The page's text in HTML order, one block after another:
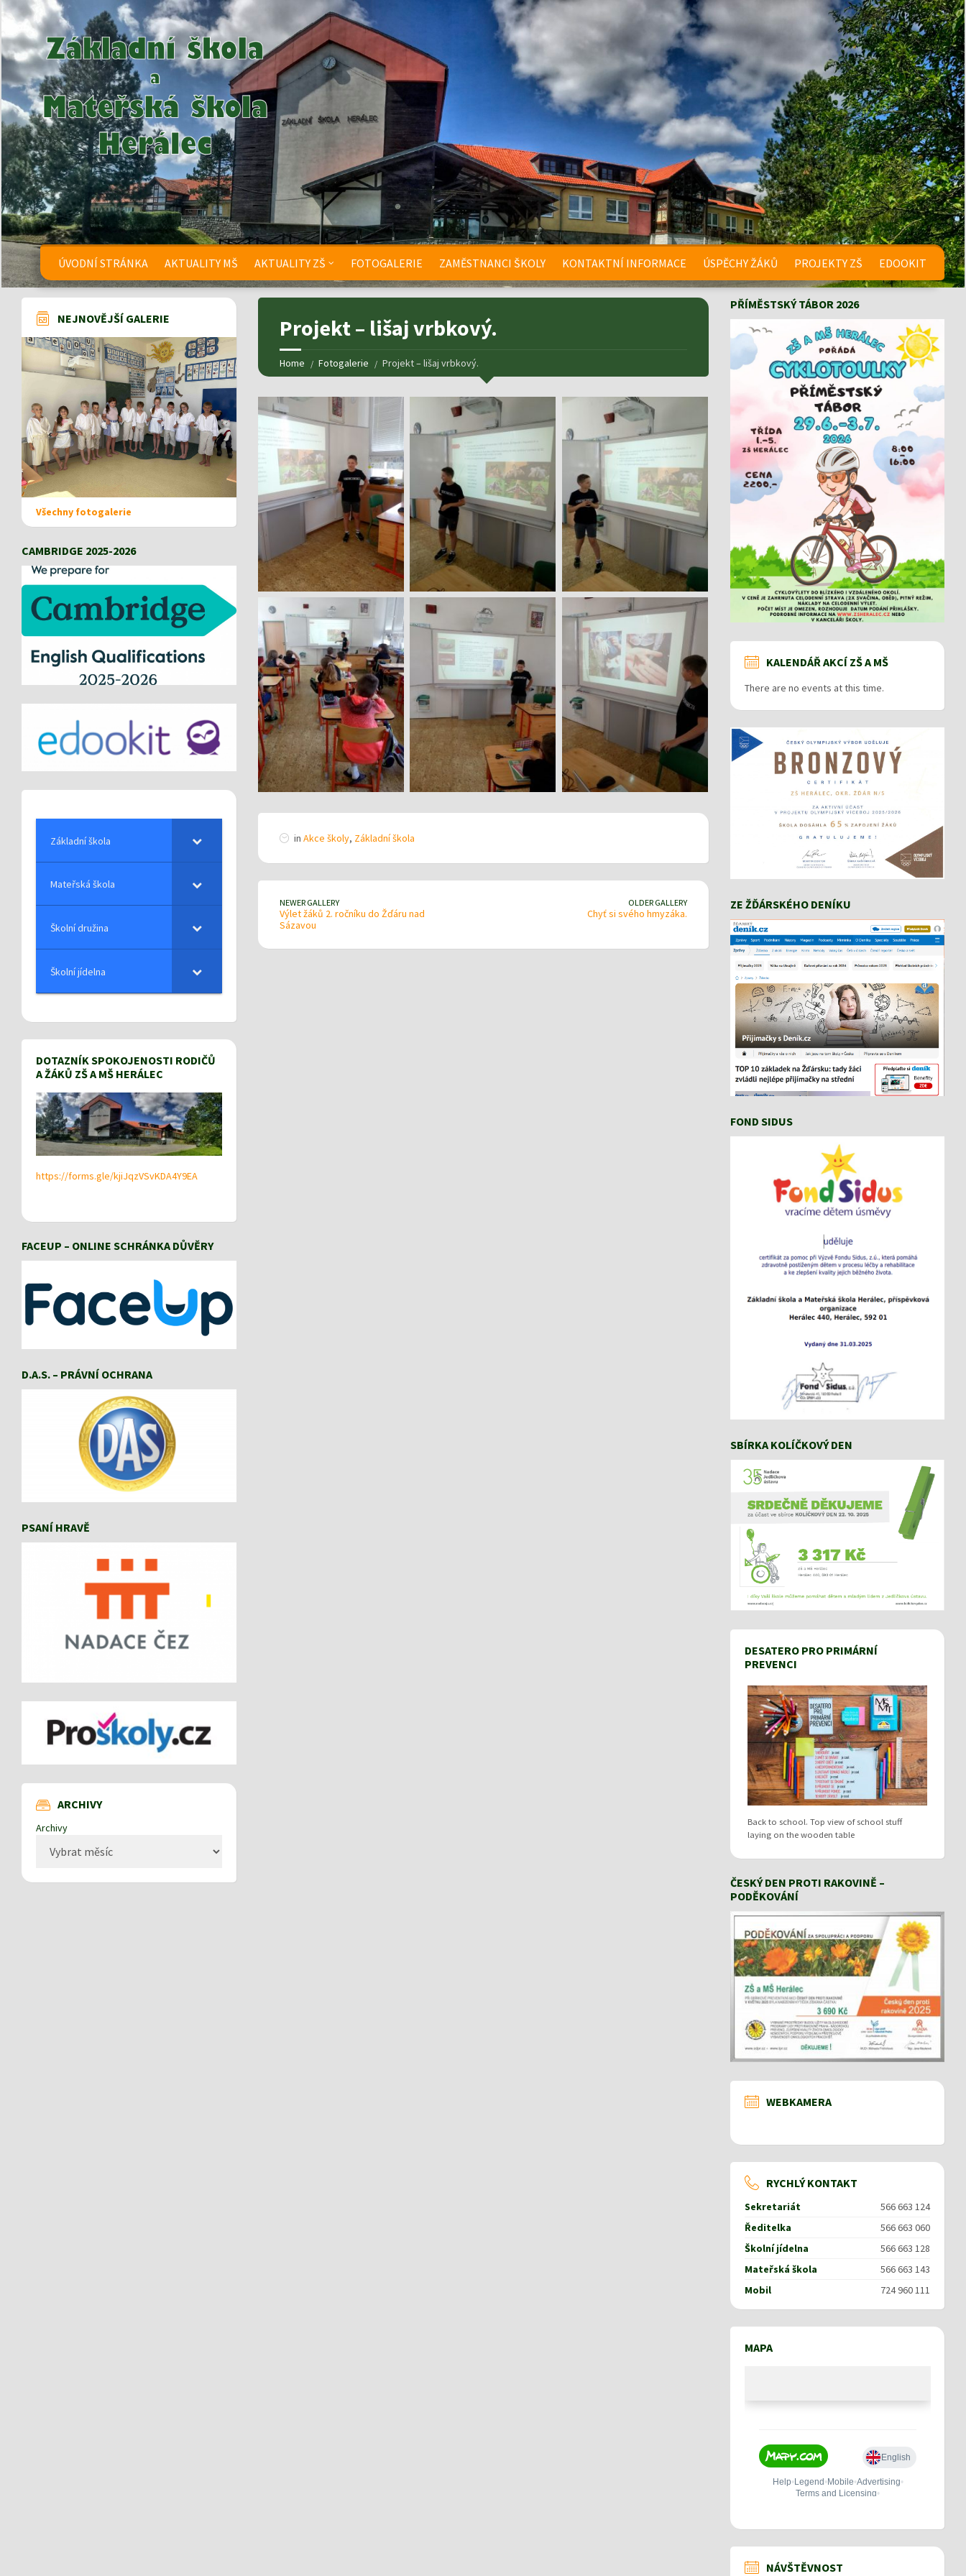
ÚVODNÍ STRÁNKA AKTUALITY MŠ AKTUALITY ZŠ FOTOGALERIE ZAMĚSTNANCI ŠKOLY KONTAKTNÍ INFORMACE ÚSPĚCHY ŽÁKŮ PROJEKTY ZŠ EDOOKIT
Projekt – lišaj vrbkový.
Home Fotogalerie Projekt – lišaj vrbkový.
in Akce školy, Základní škola
NEWER GALLERY
Výlet žáků 2. ročníku do Žďáru nad
Sázavou
OLDER GALLERY
Chyť si svého hmyzáka.
NEJNOVĚJŠÍ GALERIE
Všechny fotogalerie
CAMBRIDGE 2025-2026
Základní škola
Mateřská škola
Školní družina
Školní jídelna
DOTAZNÍK SPOKOJENOSTI RODIČŮ
A ŽÁKŮ ZŠ A MŠ HERÁLEC
https://forms.gle/kjiJqzVSvKDA4Y9EA
FACEUP – ONLINE SCHRÁNKA DŮVĚRY
D.A.S. – PRÁVNÍ OCHRANA
PSANÍ HRAVĚ
ARCHIVY
Archivy
PŘÍMĚSTSKÝ TÁBOR 2026
KALENDÁŘ AKCÍ ZŠ A MŠ
There are no events at this time.
ZE ŽĎÁRSKÉHO DENÍKU
FOND SIDUS
SBÍRKA KOLÍČKOVÝ DEN
DESATERO PRO PRIMÁRNÍ
PREVENCI
Back to school. Top view of school stuff
laying on the wooden table
ČESKÝ DEN PROTI RAKOVINĚ –
PODĚKOVÁNÍ
WEBKAMERA
RYCHLÝ KONTAKT
Sekretariát
566 663 124
Ředitelka
566 663 060
Školní jídelna
566 663 128
Mateřská škola
566 663 143
Mobil
724 960 111
MAPA
NÁVŠTĚVNOST